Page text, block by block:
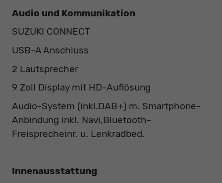
Audio und Kommunikation
SUZUKI CONNECT
USB-A Anschluss
2 Lautsprecher
9 Zoll Display mit HD-Auflösung
Audio-System (inkl.DAB+) m. Smartphone-
Anbindung inkl. Navi,Bluetooth-
Freisprecheinr. u. Lenkradbed.
Innenausstattung